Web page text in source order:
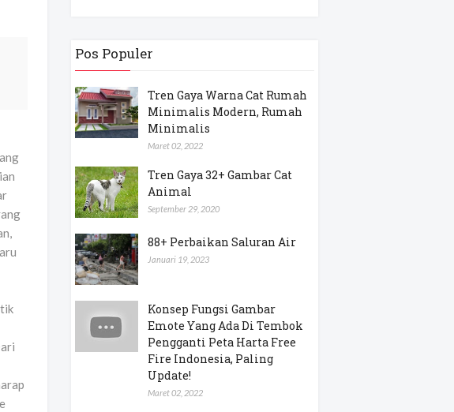
Pos Populer
Tren Gaya Warna Cat Rumah
Minimalis Modern, Rumah
Minimalis
Maret 02, 2022
Tren Gaya 32+ Gambar Cat
Animal
September 29, 2020
88+ Perbaikan Saluran Air
Januari 19, 2023
Konsep Fungsi Gambar
Emote Yang Ada Di Tembok
Pengganti Peta Harta Free
Fire Indonesia, Paling
Update!
Maret 02, 2022